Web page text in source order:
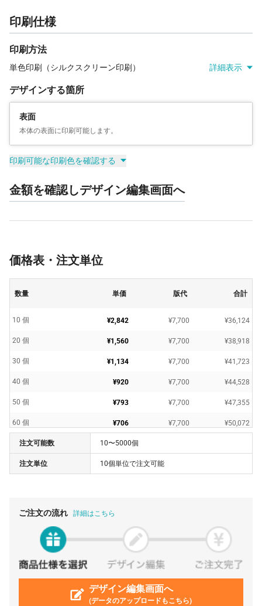
印刷仕様
印刷方法
単色印刷（シルクスクリーン印刷） 詳細表示
デザインする箇所
表面
本体の表面に印刷可能します。
印刷可能な印刷色を確認する
金額を確認しデザイン編集画面へ
価格表・注文単位
数量 単価 版代 合計
10 個 ¥2,842 ¥7,700 ¥36,124
20 個 ¥1,560 ¥7,700 ¥38,918
30 個 ¥1,134 ¥7,700 ¥41,723
40 個 ¥920 ¥7,700 ¥44,528
50 個 ¥793 ¥7,700 ¥47,355
60 個 ¥706 ¥7,700 ¥50,072
70 個 ¥645
80 個 ¥600
¥482 ¥65,648
130 個 ¥467 ¥68,475
¥454 ¥7,700
注文可能数 10〜5000個
注文単位 10個単位で注文可能
ご注文の流れ 詳細はこちら
デザイン編集画面へ
(データのアップロードもこちら)